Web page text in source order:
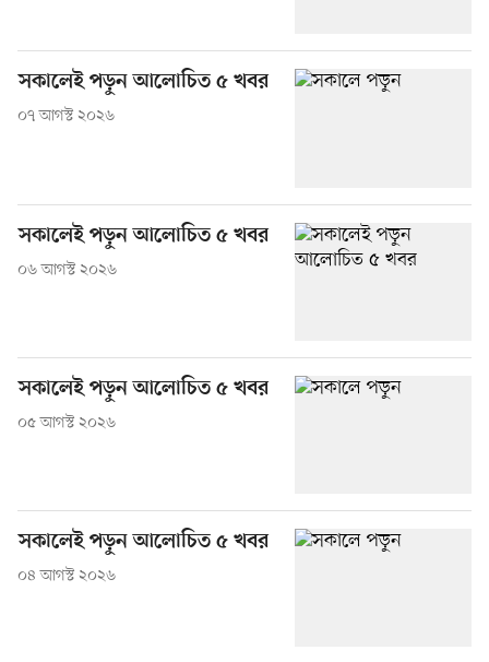
সকালেই পড়ুন আলোচিত ৫ খবর
০৭ আগস্ট ২০২৬
সকালেই পড়ুন আলোচিত ৫ খবর
০৬ আগস্ট ২০২৬
সকালেই পড়ুন আলোচিত ৫ খবর
০৫ আগস্ট ২০২৬
সকালেই পড়ুন আলোচিত ৫ খবর
০৪ আগস্ট ২০২৬